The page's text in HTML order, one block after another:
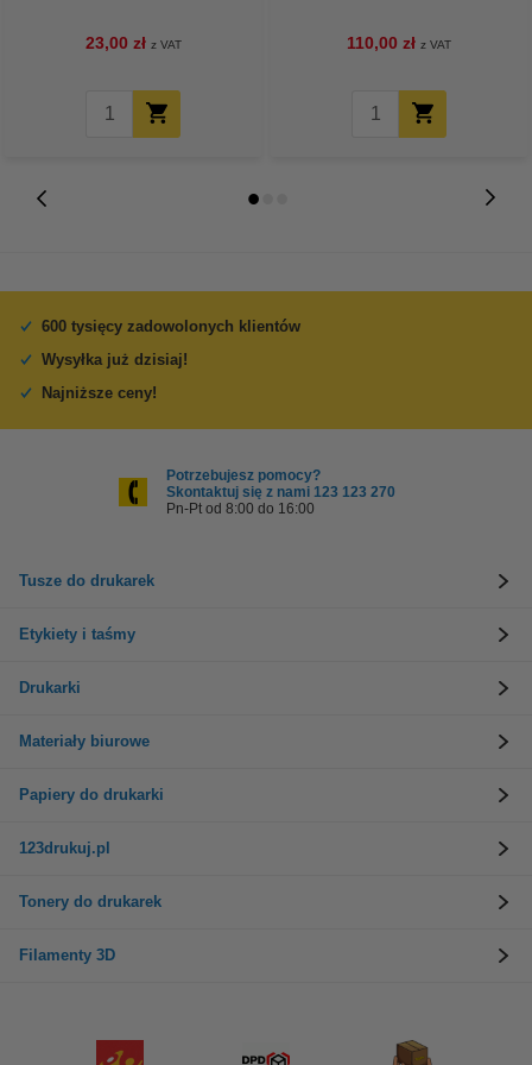
23,00 zł z VAT 110,00 zł z VAT
600 tysięcy zadowolonych klientów
Wysyłka już dzisiaj!
Najniższe ceny!
Potrzebujesz pomocy?
Skontaktuj się z nami 123 123 270
Pn-Pt od 8:00 do 16:00
Tusze do drukarek
Etykiety i taśmy
Drukarki
Materiały biurowe
Papiery do drukarki
123drukuj.pl
Tonery do drukarek
Filamenty 3D